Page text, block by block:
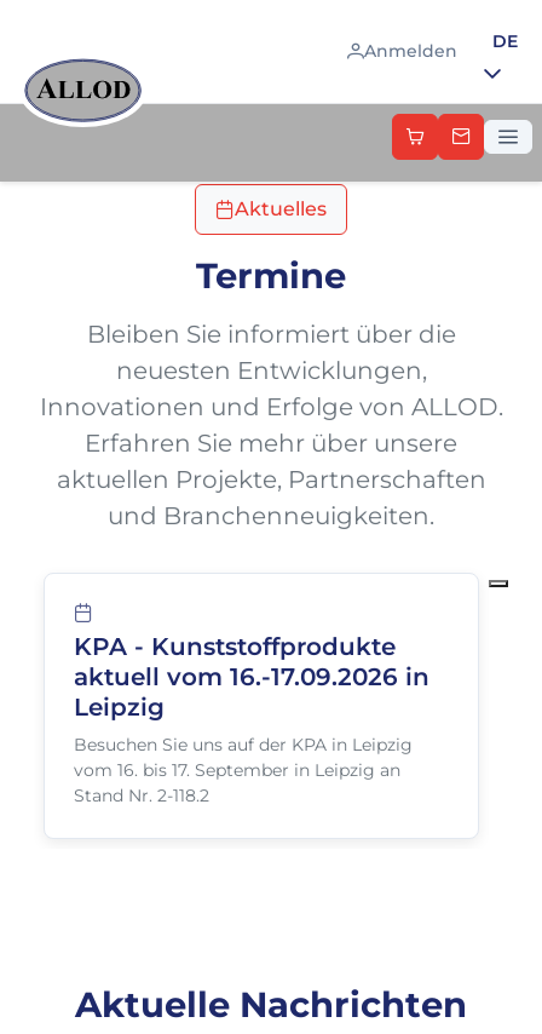
Anmelden DE
Aktuelles
Termine
Bleiben Sie informiert über die
neuesten Entwicklungen,
Innovationen und Erfolge von ALLOD.
Erfahren Sie mehr über unsere
aktuellen Projekte, Partnerschaften
und Branchenneuigkeiten.
KPA - Kunststoffprodukte
aktuell vom 16.-17.09.2026 in
Leipzig
Besuchen Sie uns auf der KPA in Leipzig
vom 16. bis 17. September in Leipzig an
Stand Nr. 2-118.2
Aktuelle Nachrichten